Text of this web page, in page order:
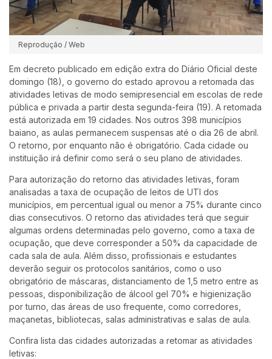
Reprodução / Web
Em decreto publicado em edição extra do Diário Oficial deste
domingo (18), o governo do estado aprovou a retomada das
atividades letivas de modo semipresencial em escolas de rede
pública e privada a partir desta segunda-feira (19). A retomada
está autorizada em 19 cidades. Nos outros 398 municípios
baiano, as aulas permanecem suspensas até o dia 26 de abril.
O retorno, por enquanto não é obrigatório. Cada cidade ou
instituição irá definir como será o seu plano de atividades.
Para autorização do retorno das atividades letivas, foram
analisadas a taxa de ocupação de leitos de UTI dos
municípios, em percentual igual ou menor a 75% durante cinco
dias consecutivos. O retorno das atividades terá que seguir
algumas ordens determinadas pelo governo, como a taxa de
ocupação, que deve corresponder a 50% da capacidade de
cada sala de aula. Além disso, profissionais e estudantes
deverão seguir os protocolos sanitários, como o uso
obrigatório de máscaras, distanciamento de 1,5 metro entre as
pessoas, disponibilização de álcool gel 70% e higienização
por turno, das áreas de uso frequente, como corredores,
maçanetas, bibliotecas, salas administrativas e salas de aula.
Confira lista das cidades autorizadas a retomar as atividades
letivas: